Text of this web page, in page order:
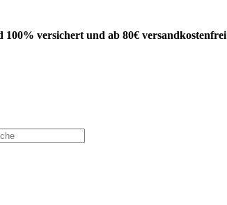
100% versichert und ab 80€ versandkostenfrei